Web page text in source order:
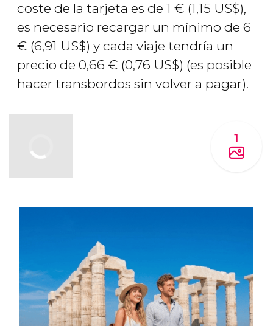
coste de la tarjeta es de 1 € (1,15 US$),
es necesario recargar un mínimo de 6
€ (6,91 US$) y cada viaje tendría un
precio de 0,66 € (0,76 US$) (es posible
hacer transbordos sin volver a pagar).
1